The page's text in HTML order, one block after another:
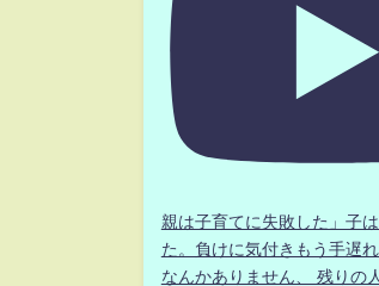
親は子育てに失敗した」子
た。負けに気付きもう手遅
なんかありません、 残りの